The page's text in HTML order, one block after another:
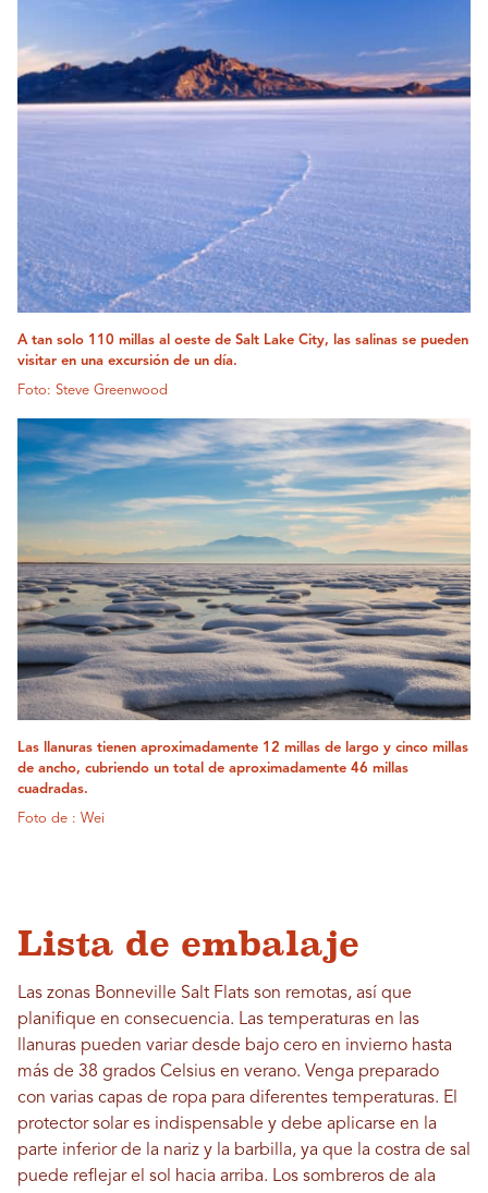
A tan solo 110 millas al oeste de Salt Lake City, las salinas se pueden
visitar en una excursión de un día.
Foto: Steve Greenwood
Las llanuras tienen aproximadamente 12 millas de largo y cinco millas
de ancho, cubriendo un total de aproximadamente 46 millas
cuadradas.
Foto de : Wei
Lista de embalaje
Las zonas Bonneville Salt Flats son remotas, así que
planifique en consecuencia. Las temperaturas en las
llanuras pueden variar desde bajo cero en invierno hasta
más de 38 grados Celsius en verano. Venga preparado
con varias capas de ropa para diferentes temperaturas. El
protector solar es indispensable y debe aplicarse en la
parte inferior de la nariz y la barbilla, ya que la costra de sal
puede reflejar el sol hacia arriba. Los sombreros de ala